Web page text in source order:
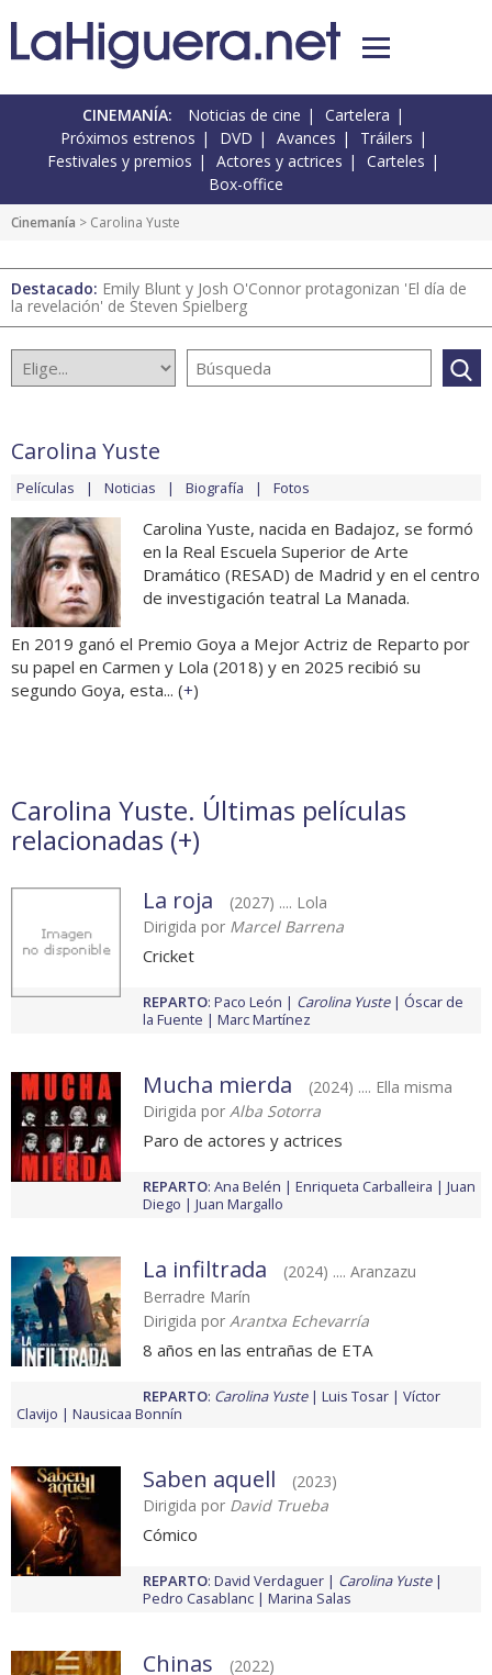
CINEMANÍA: Noticias de cine
Cartelera
Próximos estrenos
DVD Avances
Tráilers
Festivales y premios
Actores y actrices
Carteles
Box-office
Cinemanía > Carolina Yuste
Destacado: Emily Blunt y Josh O'Connor protagonizan 'El día de
la revelación' de Steven Spielberg
Carolina Yuste
Películas Noticias Biografía Fotos
Carolina Yuste, nacida en Badajoz, se formó
en la Real Escuela Superior de Arte
Dramático (RESAD) de Madrid y en el centro
de investigación teatral La Manada.
En 2019 ganó el Premio Goya a Mejor Actriz de Reparto por
su papel en Carmen y Lola (2018) y en 2025 recibió su
segundo Goya, esta... (+)
Carolina Yuste. Últimas películas
relacionadas (+)
La roja
(2027) .... Lola
Dirigida por Marcel Barrena
Cricket
REPARTO: Paco León Carolina Yuste
Óscar de
la Fuente
Marc Martínez
Mucha mierda
(2024) .... Ella misma
Dirigida por Alba Sotorra
Paro de actores y actrices
REPARTO: Ana Belén Enriqueta Carballeira
Juan
Diego
Juan Margallo
La infiltrada
(2024) .... Aranzazu
Berradre Marín
Dirigida por Arantxa Echevarría
8 años en las entrañas de ETA
REPARTO: Carolina Yuste Luis Tosar
Víctor
Clavijo
Nausicaa Bonnín
Saben aquell
(2023)
Dirigida por David Trueba
Cómico
REPARTO: David Verdaguer
Carolina Yuste
Pedro Casablanc
Marina Salas
Chinas
(2022)